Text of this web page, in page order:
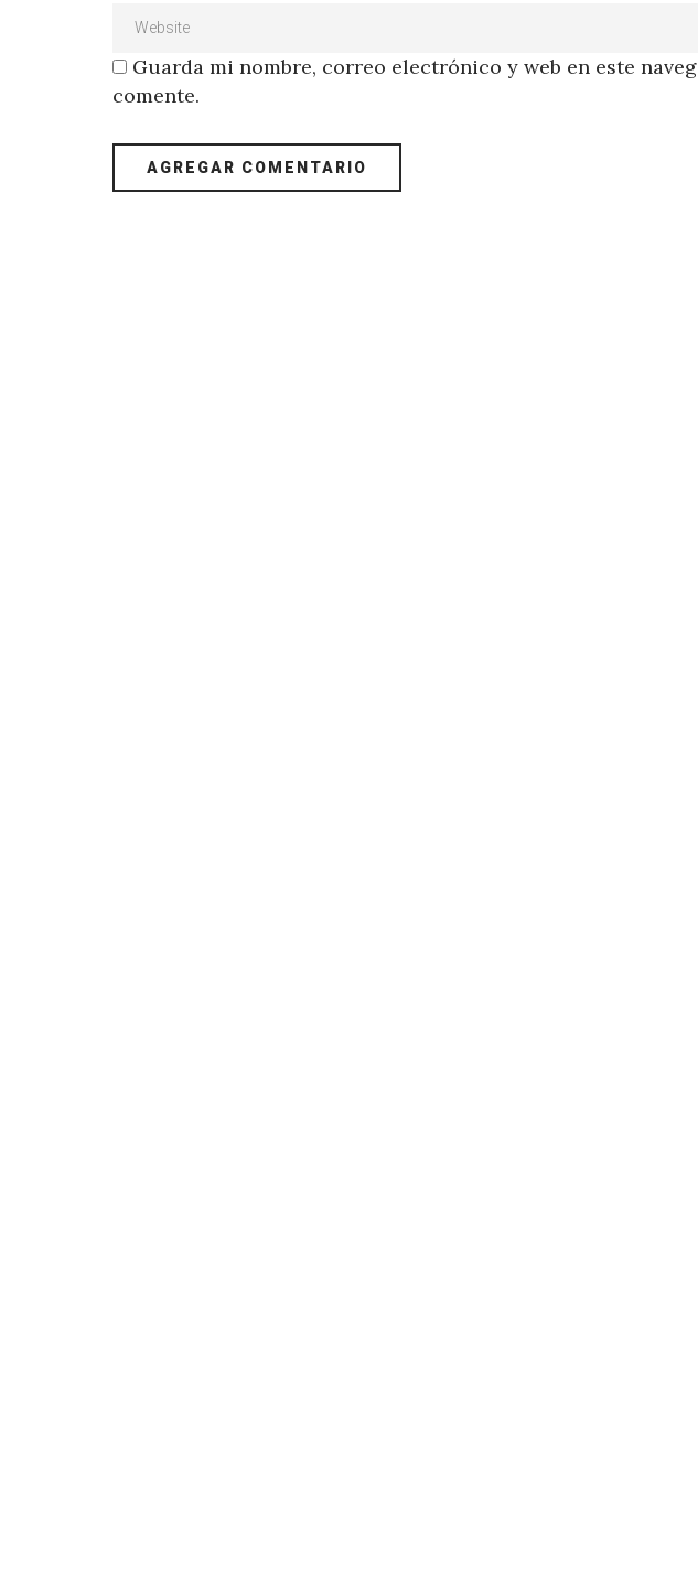
Guarda mi nombre, correo electrónico y web en este
comente.